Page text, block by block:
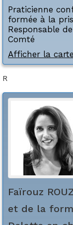
Praticienne
formée à la
Responsable
Comté
Afficher la carte
R
Faïrouz
et de la